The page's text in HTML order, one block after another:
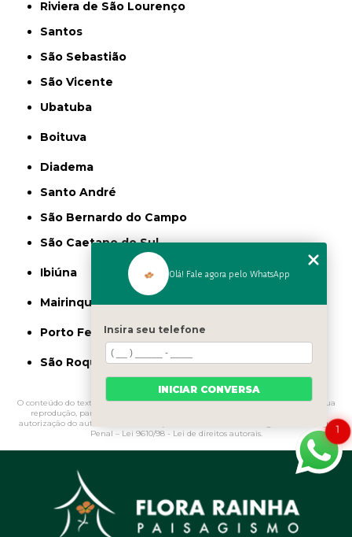
Riviera de São Lourenço
Santos
São Sebastião
São Vicente
Ubatuba
Boituva
Diadema
Santo André
São Bernardo do Campo
São Caetano do Sul
Ibiúna
Mairinque
Porto Feliz
São Roque
O conteúdo do texto " Muda de Palmeira Pupunha" é de direito reservado. Sua
reprodução, parcial ou total, mesmo citando nossos links, é proibida sem a
autorização do autor. Crime de violação de direito autoral – artigo 184 do Código
Penal – Lei 9610/98 - Lei de direitos autorais. 1
Olá! Fale agora pelo WhatsApp
Insira seu telefone
INICIAR CONVERSA